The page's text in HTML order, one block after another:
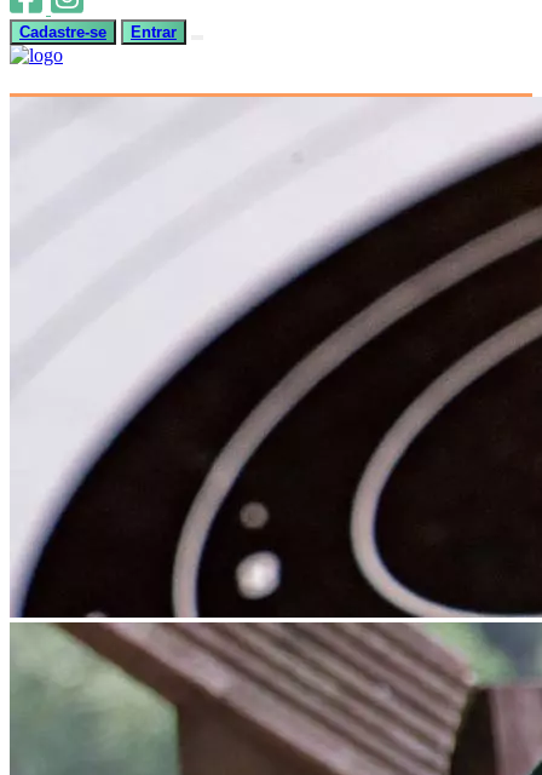
Cadastre-se Entrar